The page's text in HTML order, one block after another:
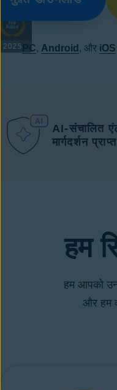
PC, Android , और iOS
AI-संचालित
मार्गदर्शन
हम
हम आपको
और हम